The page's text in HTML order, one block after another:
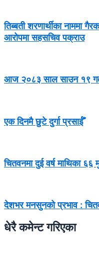
तिब्बती शरणार्थीका नाममा
आरोपमा सहसचिव पक्राउ
आज २०८३ साल साउन १९
एक दिनमै छुटे दुर्गा प्रसाईँ
चितवनमा दुई वर्ष माथिका ६६
देशभर मनसुनको प्रभाव :
धेरै कमेन्ट गरिएका